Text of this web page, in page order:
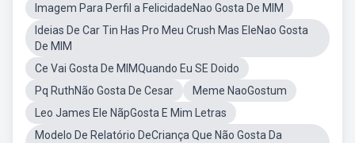
Imagem Para Perfil a FelicidadeNao Gosta De MIM
Ideias De Car Tin Has Pro Meu Crush Mas EleNao Gosta
De MIM
Ce Vai Gosta De MIMQuando Eu SE Doido
Pq RuthNão Gosta De Cesar
Meme NaoGostum
Leo James Ele NãpGosta E Mim Letras
Modelo De Relatório DeCriança Que Não Gosta Da